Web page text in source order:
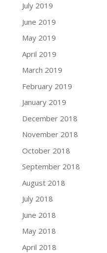
July 2019
June 2019
May 2019
April 2019
March 2019
February 2019
January 2019
December 2018
November 2018
October 2018
September 2018
August 2018
July 2018
June 2018
May 2018
April 2018